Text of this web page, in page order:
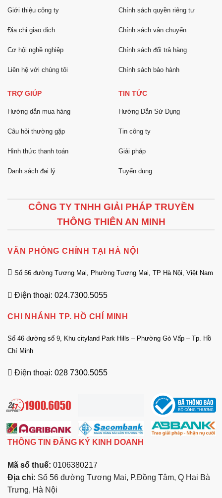
Giới thiệu công ty
Địa chỉ giao dịch
Cơ hội nghề nghiệp
Liên hệ với chúng tôi
Chính sách quyền riêng tư
Chính sách vận chuyển
Chính sách đổi trả hàng
Chính sách bảo hành
TRỢ GIÚP
Hướng dẫn mua hàng
Câu hỏi thường gặp
Hình thức thanh toán
Danh sách đại lý
TIN TỨC
Hướng Dẫn Sử Dụng
Tin công ty
Giải pháp
Tuyển dụng
CÔNG TY TNHH GIẢI PHÁP TRUYỀN
THÔNG THIÊN AN MINH
VĂN PHÒNG CHÍNH TẠI HÀ NỘI
Số 56 đường Tương Mai, Phường Tương Mai, TP Hà Nội, Việt Nam
Điện thoại: 024.7300.5055
CHI NHÁNH TP. HỒ CHÍ MINH
Số 46 đường số 9, Khu cityland Park Hills – Phường Gò Vấp – Tp. Hồ
Chí Minh
Điện thoại: 028 7300.5055
THÔNG TIN ĐĂNG KÝ KINH DOANH
Mã số thuế: 0106380217
Địa chỉ: Số 56 đường Tương Mai, P.Đồng Tâm, Q Hai Bà
Trưng, Hà Nội